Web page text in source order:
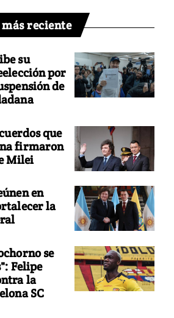
más reciente
su
por
de
que
firmaron
Milei
en
la
se
Felipe
la
SC